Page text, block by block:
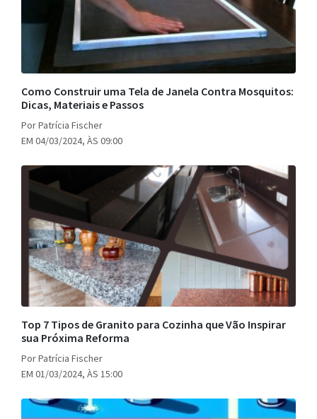
Como Construir uma Tela de Janela Contra Mosquitos:
Dicas, Materiais e Passos
Por Patrícia Fischer
EM 04/03/2024, ÀS 09:00
Top 7 Tipos de Granito para Cozinha que Vão Inspirar
sua Próxima Reforma
Por Patrícia Fischer
EM 01/03/2024, ÀS 15:00